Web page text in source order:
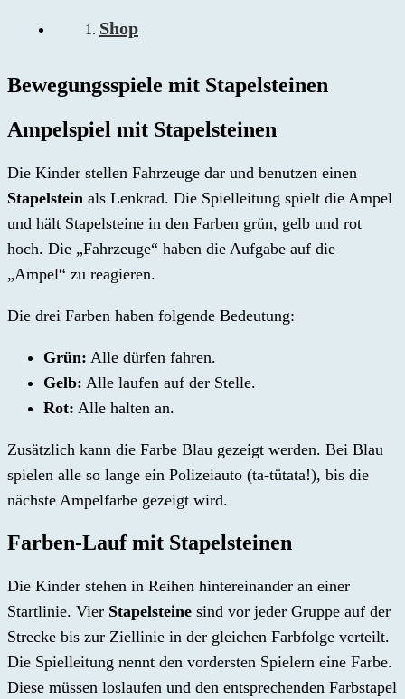
Shop
Bewegungsspiele mit Stapelsteinen
Ampelspiel mit Stapelsteinen
Die Kinder stellen Fahrzeuge dar und benutzen einen
Stapelstein als Lenkrad. Die Spielleitung spielt die Ampel
und hält Stapelsteine in den Farben grün, gelb und rot
hoch. Die „Fahrzeuge“ haben die Aufgabe auf die
„Ampel“ zu reagieren.
Die drei Farben haben folgende Bedeutung:
Grün: Alle dürfen fahren.
Gelb: Alle laufen auf der Stelle.
Rot: Alle halten an.
Zusätzlich kann die Farbe Blau gezeigt werden. Bei Blau
spielen alle so lange ein Polizeiauto (ta-tütata!), bis die
nächste Ampelfarbe gezeigt wird.
Farben-Lauf mit Stapelsteinen
Die Kinder stehen in Reihen hintereinander an einer
Startlinie. Vier Stapelsteine sind vor jeder Gruppe auf der
Strecke bis zur Ziellinie in der gleichen Farbfolge verteilt.
Die Spielleitung nennt den vordersten Spielern eine Farbe.
Diese müssen loslaufen und den entsprechenden Farbstapel